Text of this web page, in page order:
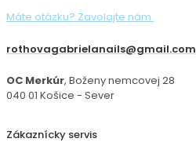
Máte otázku? Zavolajte nám.
rothovagabrielanails@gmail.com
OC Merkúr, Boženy nemcovej 28
040 01 Košice - Sever
Zákaznícky servis